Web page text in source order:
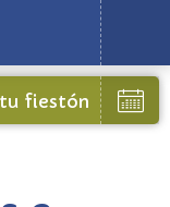
fiestón